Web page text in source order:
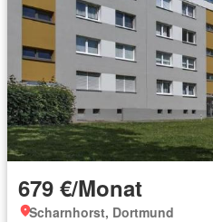
679 €/Monat
Scharnhorst, Dortmund